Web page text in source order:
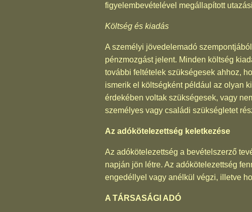
figyelembevételével megállapított
Költség és kiadás
A személyi jövedelemadó
pénzmozgást jelent. Minden költség
további feltételek szükségesek ahhoz,
ismerik el költségként például az olyan
érdekében voltak szükségesek, vagy
személyes vagy családi szükségletet
Az adókötelezettség keletkezése
Az adókötelezettség a bevételszerző
napján jön létre. Az adókötelezettség
engedéllyel vagy anélkül végzi, illetve
A TÁRSASÁGI ADÓ